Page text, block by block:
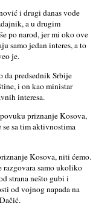
i drugi danas vode
a u drugim
po narod, jer mi oko ove
samo jedan interes, a to
je.
da predsednik Srbije
i on kao ministar
interesa.
priznanje Kosova,
se sa tim aktivnostima
Kosova, niti ćemo.
razgovara samo ukoliko
strana nešto gubi i
od vojnog napada na